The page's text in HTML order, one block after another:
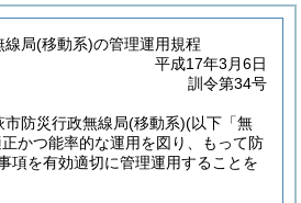
線局(移動系)の管理運用規程
平成17年3月6日
訓令第34号
市防災行政無線局(移動系)(以下「無
かつ能率的な運用を図り、もって防
項を有効適切に管理運用することを